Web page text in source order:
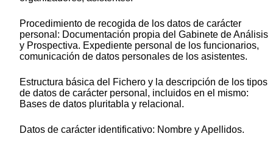
Procedimiento de recogida de los datos de carácter
personal: Documentación propia del Gabinete de Análisis
y Prospectiva. Expediente personal de los funcionarios,
comunicación de datos personales de los asistentes.
Estructura básica del Fichero y la descripción de los tipos
de datos de carácter personal, incluidos en el mismo:
Bases de datos pluritabla y relacional.
Datos de carácter identificativo: Nombre y Apellidos.